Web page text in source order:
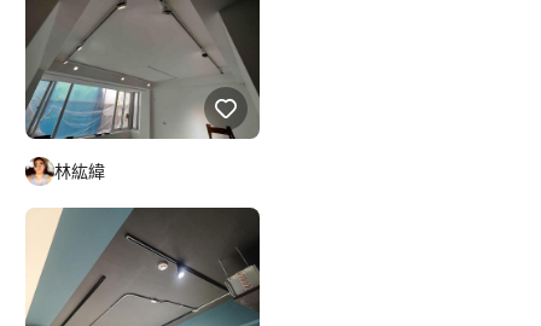
林紘緯